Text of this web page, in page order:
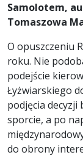
Samolotem,
Tomaszowa
O opuszczeniu
roku. Nie
podejście
Łyżwiarskiego
podjęcia decyzji
sporcie, a po
do obrony